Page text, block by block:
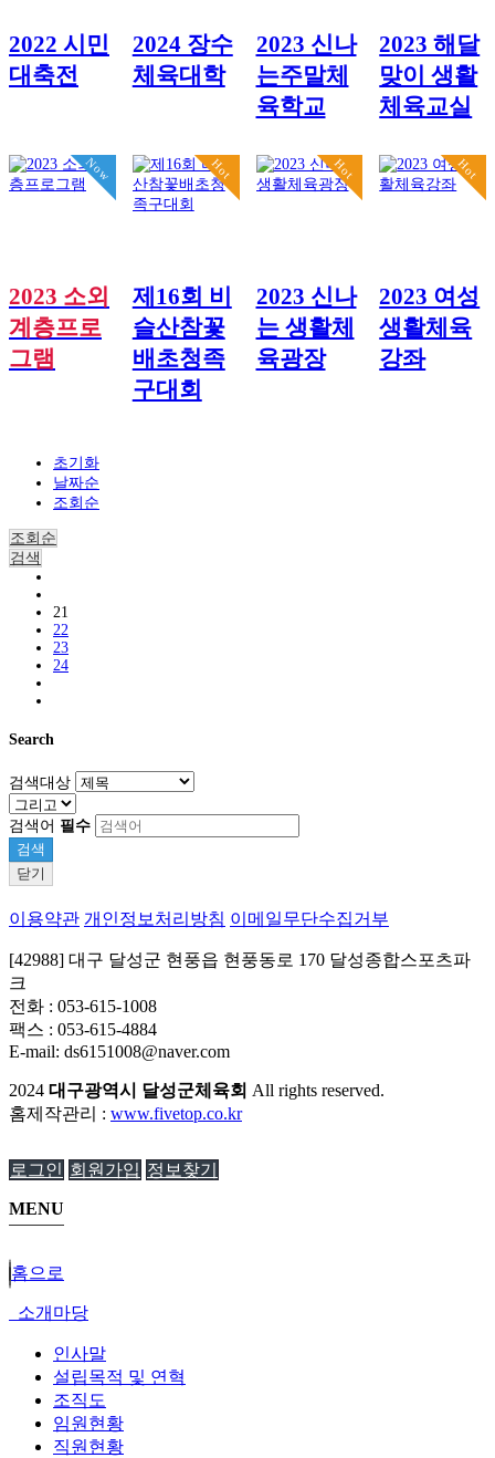
2022 시민
대축전
2024 장수
체육대학
2023 신나
는주말체
육학교
2023 해달
맞이 생활
체육교실
Now
2023 소외
계층프로
그램
Hot
제16회 비
슬산참꽃
배초청족
구대회
Hot
2023 신나
는 생활체
육광장
Hot
2023 여성
생활체육
강좌
초기화
날짜순
조회순
조회순
검색
21
22
23
24
Search
검색대상
검색어 필수
검색
닫기
이용약관 개인정보처리방침 이메일무단수집거부
[42988] 대구 달성군 현풍읍 현풍동로 170 달성종합스포츠파
크
전화 : 053-615-1008
팩스 : 053-615-4884
E-mail: ds6151008@naver.com
2024 대구광역시 달성군체육회 All rights reserved.
홈제작관리 : www.fivetop.co.kr
로그인 회원가입 정보찾기
MENU
홈으로
소개마당
인사말
설립목적 및 연혁
조직도
임원현황
직원현황